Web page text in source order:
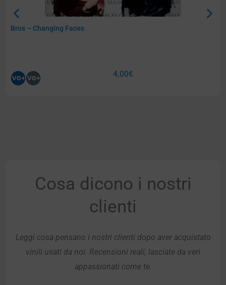
Bros – Changing Faces
4,00€
Cosa dicono i nostri
clienti
Leggi cosa pensano i nostri clienti dopo aver acquistato
vinili usati da noi. Recensioni reali, lasciate da veri
appassionati come te.